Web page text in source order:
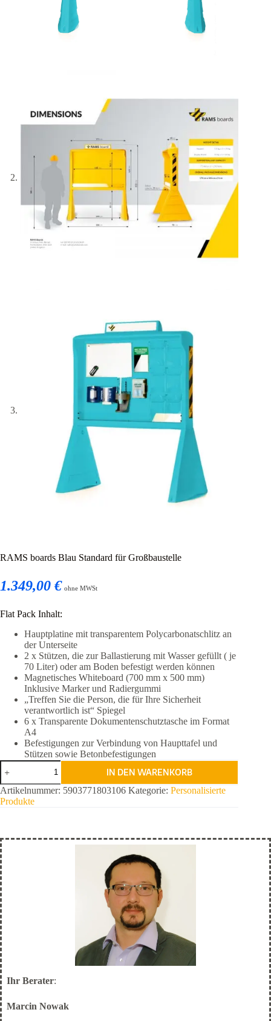
RAMS boards Blau Standard für Großbaustelle
1.349,00 € ohne MWSt
Flat Pack Inhalt:
Hauptplatine mit transparentem Polycarbonatschlitz an
der Unterseite
2 x Stützen, die zur Ballastierung mit Wasser gefüllt ( je
70 Liter) oder am Boden befestigt werden können
Magnetisches Whiteboard (700 mm x 500 mm)
Inklusive Marker und Radiergummi
„Treffen Sie die Person, die für Ihre Sicherheit
verantwortlich ist“ Spiegel
6 x Transparente Dokumentenschutztasche im Format
A4
Befestigungen zur Verbindung von Haupttafel und
Stützen sowie Betonbefestigungen
RAMS
boards
Blau
Standard
für
IN DEN WARENKORB
Artikelnummer: 5903771803106 Kategorie: Personalisierte
Produkte
Ihr Berater:
Marcin Nowak